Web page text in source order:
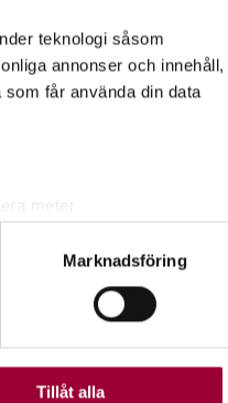
teknologi såsom
annonser och innehåll,
får använda din data
. Du kan ändra
Vissa kakor är
Marknadsföring
Tillåt alla